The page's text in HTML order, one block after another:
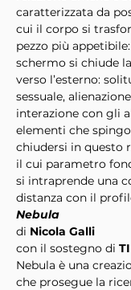
caratterizzata da
cui il corpo si
pezzo più
schermo si chiude
verso l’esterno:
sessuale,
interazione con gli
elementi che
chiudersi in questo
il cui parametro
si intraprende una
distanza con il
Nebula
di Nicola Galli
con il sostegno di
Nebula è una
che prosegue la